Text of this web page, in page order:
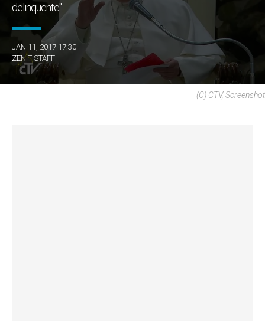
delinquente"
JAN 11, 2017 17:30
ZENIT STAFF
(c) CTV, Screenshot